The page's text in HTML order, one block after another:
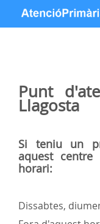
Salta al contigut
Punt
Llagosta
Si teniu un
aquest
horari:
Dissabtes,